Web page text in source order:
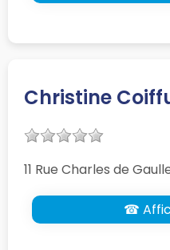
Christine
11 Rue Charles de
☎